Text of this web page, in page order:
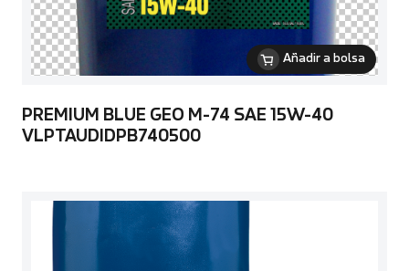
Añadir a bolsa
PREMIUM BLUE GEO M-74 SAE 15W-40
VLPTAUDIDPB740500